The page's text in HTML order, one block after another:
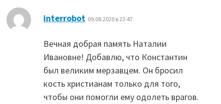
interrobot 09.08.2020 в 23:47
Вечная добрая память Наталии
Ивановне! Добавлю, что Константин
был великим мерзавцем. Он бросил
кость христианам только для того,
чтобы они помогли ему одолеть врагов.